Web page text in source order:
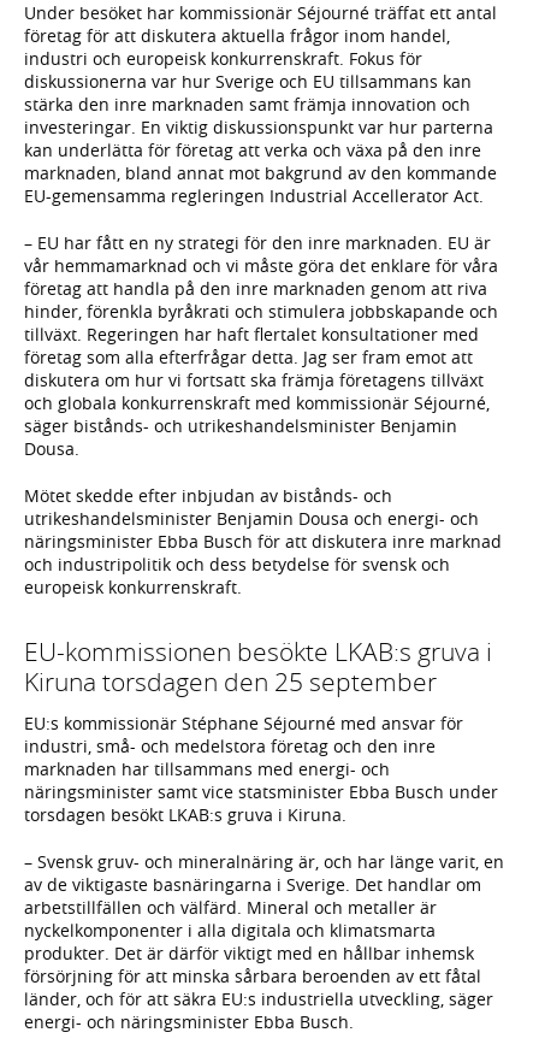
Under besöket har kommissionär Séjourné träffat ett antal
företag för att diskutera aktuella frågor inom handel,
industri och europeisk konkurrenskraft. Fokus för
diskussionerna var hur Sverige och EU tillsammans kan
stärka den inre marknaden samt främja innovation och
investeringar. En viktig diskussionspunkt var hur parterna
kan underlätta för företag att verka och växa på den inre
marknaden, bland annat mot bakgrund av den kommande
EU-gemensamma regleringen Industrial Accellerator Act.
– EU har fått en ny strategi för den inre marknaden. EU är
vår hemmamarknad och vi måste göra det enklare för våra
företag att handla på den inre marknaden genom att riva
hinder, förenkla byråkrati och stimulera jobbskapande och
tillväxt. Regeringen har haft flertalet konsultationer med
företag som alla efterfrågar detta. Jag ser fram emot att
diskutera om hur vi fortsatt ska främja företagens tillväxt
och globala konkurrenskraft med kommissionär Séjourné,
säger bistånds- och utrikeshandelsminister Benjamin
Dousa.
Mötet skedde efter inbjudan av bistånds- och
utrikeshandelsminister Benjamin Dousa och energi- och
näringsminister Ebba Busch för att diskutera inre marknad
och industripolitik och dess betydelse för svensk och
europeisk konkurrenskraft.
EU-kommissionen besökte LKAB:s gruva i
Kiruna torsdagen den 25 september
EU:s kommissionär Stéphane Séjourné med ansvar för
industri, små- och medelstora företag och den inre
marknaden har tillsammans med energi- och
näringsminister samt vice statsminister Ebba Busch under
torsdagen besökt LKAB:s gruva i Kiruna.
– Svensk gruv- och mineralnäring är, och har länge varit, en
av de viktigaste basnäringarna i Sverige. Det handlar om
arbetstillfällen och välfärd. Mineral och metaller är
nyckelkomponenter i alla digitala och klimatsmarta
produkter. Det är därför viktigt med en hållbar inhemsk
försörjning för att minska sårbara beroenden av ett fåtal
länder, och för att säkra EU:s industriella utveckling, säger
energi- och näringsminister Ebba Busch.